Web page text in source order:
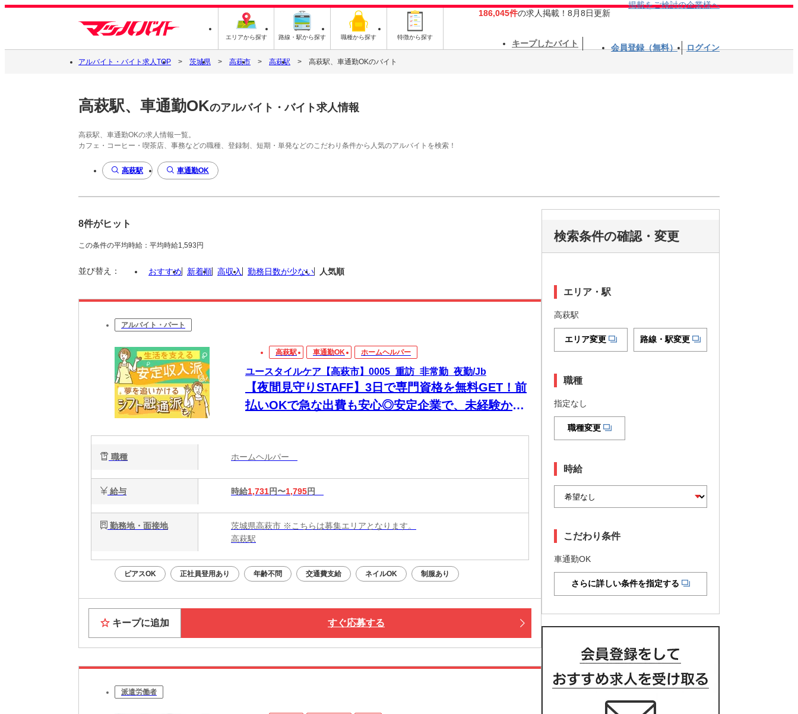
エリアから探す 路線・駅から探す 職種から探す 特徴から探す
186,045件の求人掲載！8月8日更新
掲載をご検討の企業様へ
キープしたバイト 会員登録（無料） ログイン
アルバイト・バイト求人TOP 茨城県 高萩市 高萩駅 高萩駅、車通勤OKのバイト
高萩駅、車通勤OKのアルバイト・バイト求人情報
高萩駅、車通勤OKの求人情報一覧。
カフェ・コーヒー・喫茶店、事務などの職種、登録制、短期・単発などのこだわり条件から人気のアルバイトを検索！
高萩駅 車通勤OK
8件がヒット
この条件の平均時給：平均時給1,593円
並び替え： おすすめ 新着順 高収入 勤務日数が少ない 人気順
アルバイト・パート
高萩駅 車通勤OK ホームヘルパー
ユースタイルケア【高萩市】0005_重訪_非常勤_夜勤/Jb
【夜間見守りSTAFF】3日で専門資格を無料GET！前
払いOKで急な出費も安心◎安定企業で、未経験から
職種 ホームヘルパー
給与 時給1,731円〜1,795円
勤務地・面接地
茨城県高萩市 ※こちらは募集エリアとなります。
高萩駅
ピアスOK 正社員登用あり 年齢不問 交通費支給 ネイルOK 制服あり
キープに追加 すぐ応募する
派遣労働者
検索条件の確認・変更
エリア・駅
高萩駅
エリア変更 路線・駅変更
職種
指定なし
職種変更
時給
こだわり条件
車通勤OK
さらに詳しい条件を指定する